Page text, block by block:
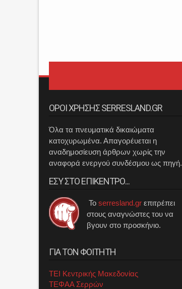
ΟΡΟΙ ΧΡΗΣΗΣ SERRESLAND.GR
Όλα τα πνευματικά δικαιώματα
κατοχυρωμένα. Απαγορέυεται η
αναδημοσίευση άρθρων χωρίς την
αναφορά ενεργού συνδέσμου ως πηγή.
ΕΣΥ ΣΤΟ ΕΠΙΚΕΝΤΡΟ...
Το serresland.gr επιτρέπει
στους αναγνώστες του να
βγουν στο προσκήνιο.
ΓΙΑ ΤΟΝ ΦΟΙΤΗΤΗ
ΤΕΙ Κεντρικής Μακεδονίας
ΤΕΦΑΑ Σερρών